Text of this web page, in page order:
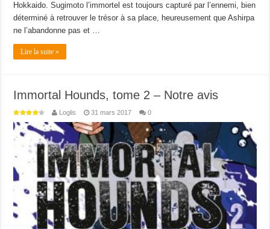
Hokkaido. Sugimoto l’immortel est toujours capturé par l’ennemi, bien
déterminé à retrouver le trésor à sa place, heureusement que Ashirpa
ne l’abandonne pas et …
Lire la suite »
Immortal Hounds, tome 2 – Notre avis
Loglis 31 mars 2017 0